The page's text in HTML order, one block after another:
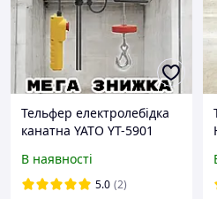
Тельфер електролебідка
канатна YATO YT-5901
лебідка Стаціонарна
висота підйому 11/5.5 м
В наявності
5.0 (2)